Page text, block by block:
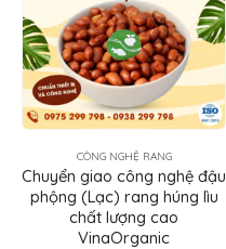
CÔNG NGHỆ RANG
Chuyển giao công nghệ đậu
phộng (Lạc) rang húng lìu
chất lượng cao
VinaOrganic